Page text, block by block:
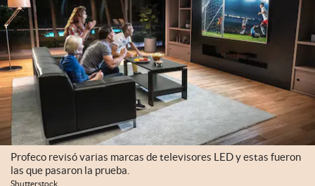
abre en nueva pestaña
México
Profeco revisó varias marcas de televisores LED y estas fueron
las que pasaron la prueba.
Shutterstock